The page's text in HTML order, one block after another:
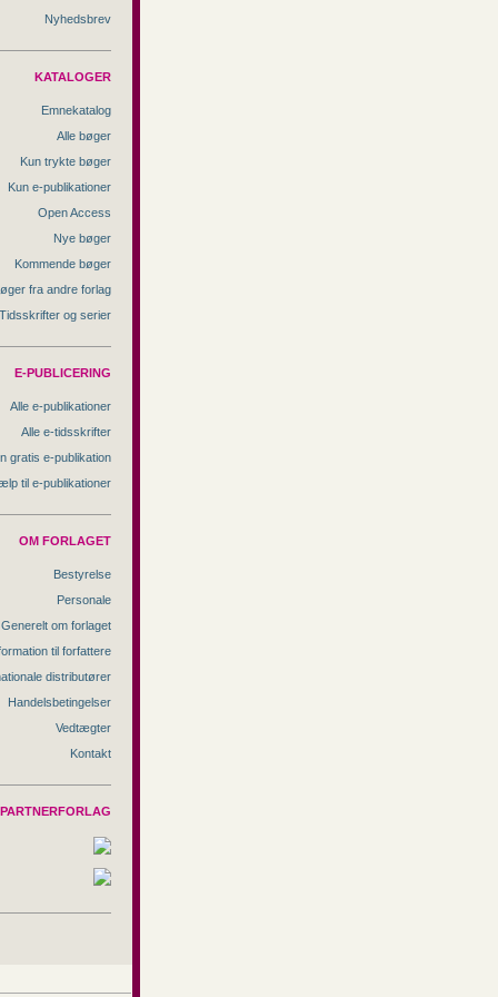
Nyhedsbrev
KATALOGER
Emnekatalog
Alle bøger
Kun trykte bøger
Kun e-publikationer
Open Access
Nye bøger
Kommende bøger
fra andre forlag
Tidsskrifter og serier
E-PUBLICERING
Alle e-publikationer
Alle e-tidsskrifter
gratis e-publikation
til e-publikationer
OM FORLAGET
Bestyrelse
Personale
Generelt om forlaget
til forfattere
distributører
Handelsbetingelser
Vedtægter
Kontakt
PARTNERFORLAG